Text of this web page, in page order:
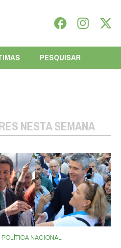
PESQUISAR
NESTA SEMANA
POLÍTICA NACIONAL